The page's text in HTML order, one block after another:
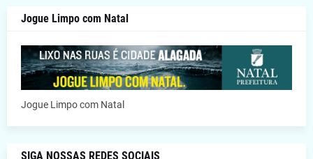
Jogue Limpo com Natal
Jogue Limpo com Natal
SIGA NOSSAS REDES SOCIAIS